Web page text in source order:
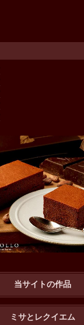
当サイトの作品
ミサとレクイエム